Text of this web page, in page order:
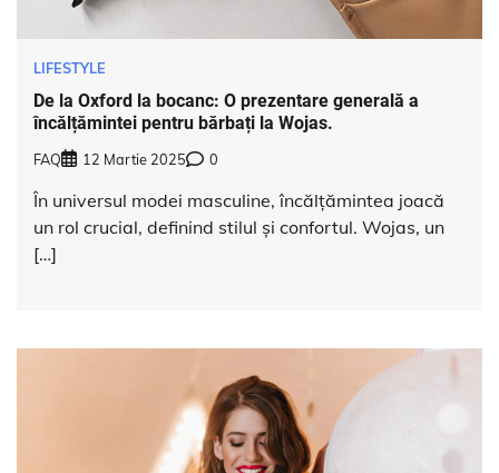
LIFESTYLE
De la Oxford la bocanc: O prezentare generală a
încălțămintei pentru bărbați la Wojas.
FAQ 12 Martie 2025 0
În universul modei masculine, încălțămintea joacă
un rol crucial, definind stilul și confortul. Wojas, un
[…]